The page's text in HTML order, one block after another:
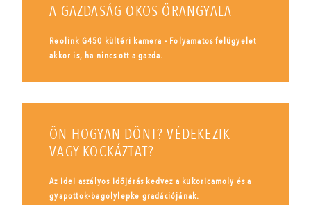
A GAZDASÁG OKOS ŐRANGYALA
Reolink G450 kültéri kamera - Folyamatos felügyelet
akkor is, ha nincs ott a gazda.
ÖN HOGYAN DÖNT? VÉDEKEZIK
VAGY KOCKÁZTAT?
Az idei aszályos időjárás kedvez a kukoricamoly és a
gyapottok-bagolylepke gradációjának.